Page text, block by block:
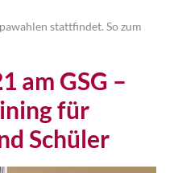
stattfindet. So zum
am GSG –
für
Schüler